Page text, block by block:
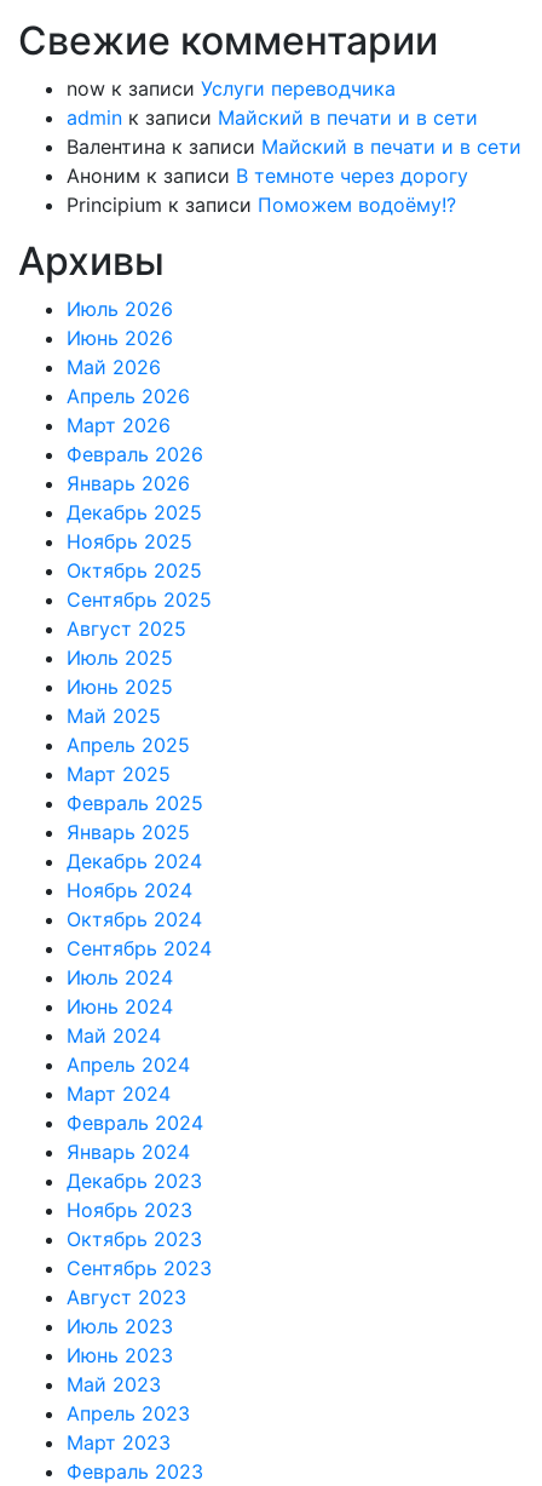
Свежие комментарии
now к записи Услуги переводчика
admin к записи Майский в печати и в сети
Валентина к записи Майский в печати и в сети
Аноним к записи В темноте через дорогу
Principium к записи Поможем водоёму!?
Архивы
Июль 2026
Июнь 2026
Май 2026
Апрель 2026
Март 2026
Февраль 2026
Январь 2026
Декабрь 2025
Ноябрь 2025
Октябрь 2025
Сентябрь 2025
Август 2025
Июль 2025
Июнь 2025
Май 2025
Апрель 2025
Март 2025
Февраль 2025
Январь 2025
Декабрь 2024
Ноябрь 2024
Октябрь 2024
Сентябрь 2024
Июль 2024
Июнь 2024
Май 2024
Апрель 2024
Март 2024
Февраль 2024
Январь 2024
Декабрь 2023
Ноябрь 2023
Октябрь 2023
Сентябрь 2023
Август 2023
Июль 2023
Июнь 2023
Май 2023
Апрель 2023
Март 2023
Февраль 2023